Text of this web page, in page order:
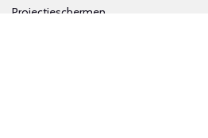
Projectieschermen